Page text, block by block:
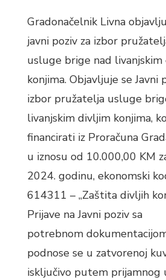
Gradonačelnik Livna
javni poziv za izbor
usluge brige nad
konjima. Objavljuje se Javni
izbor pružatelja usluge
livanjskim divljim konjima,
financirati iz Proračuna
u iznosu od 10.000,00 KM
2024. godinu, ekonomski
614311 – „Zaštita divljih
Prijave na Javni poziv sa
potrebnom
podnose se u zatvorenoj
isključivo putem prijamnog